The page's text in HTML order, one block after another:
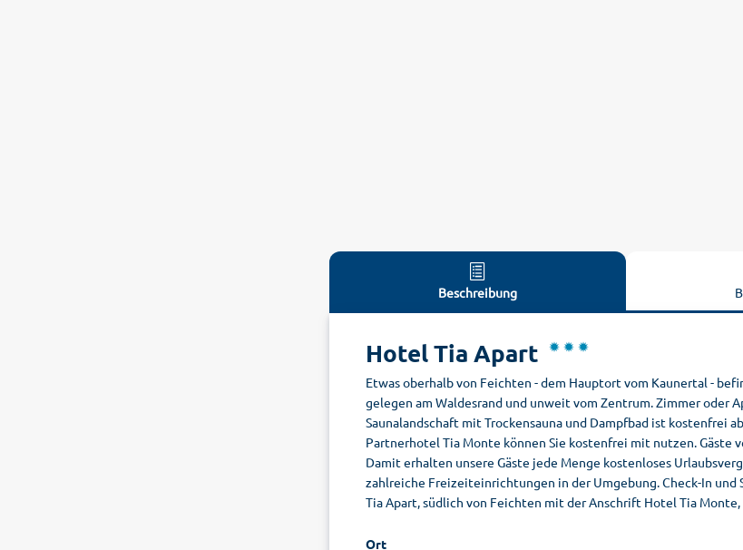
Beschreibung
Hotel Tia Apart
Etwas oberhalb von Feichten - dem Hauptort vom Kaunertal -
gelegen am Waldesrand und unweit vom Zentrum. Zimmer
Saunalandschaft mit Trockensauna und Dampfbad ist kostenfrei
Partnerhotel Tia Monte können Sie kostenfrei mit nutzen. Gäste
Damit erhalten unsere Gäste jede Menge kostenloses
zahlreiche Freizeiteinrichtungen in der Umgebung. Check-In
Tia Apart, südlich von Feichten mit der Anschrift Hotel Tia Monte,
Ort